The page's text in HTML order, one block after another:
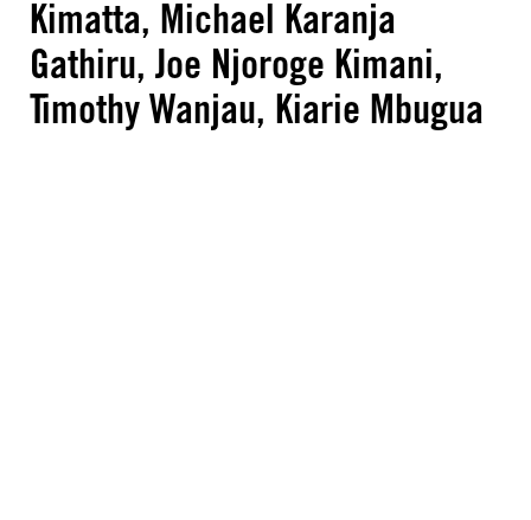
Kimatta, Michael Karanja
Gathiru, Joe Njoroge Kimani,
Timothy Wanjau, Kiarie Mbugua